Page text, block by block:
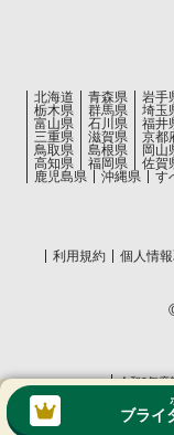
ブライ
北海道 青森県 岩手
栃木県
群馬県 埼玉
富山県
石川県 福井
三重県
滋賀県 京都
鳥取県
島根県 岡山
高知県
福岡県 佐賀
鹿児島県
沖縄県 す
利用規約 個人情
令和2年度